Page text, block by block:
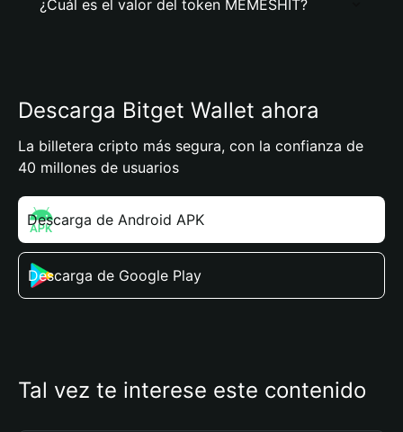
¿Cuál es el valor del token MEMESHIT?
Descarga Bitget Wallet ahora
La billetera cripto más segura, con la confianza de
40 millones de usuarios
Descarga de Android APK
Descarga de Google Play
Tal vez te interese este contenido